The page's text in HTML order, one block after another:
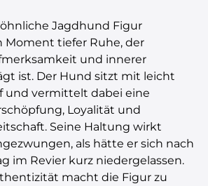
Jagdhund Figur
Moment tiefer Ruhe, der
und innerer
ist. Der Hund sitzt mit leicht
und vermittelt dabei eine
Loyalität und
Seine Haltung wirkt
als hätte er sich nach
im Revier kurz niedergelassen.
macht die Figur zu